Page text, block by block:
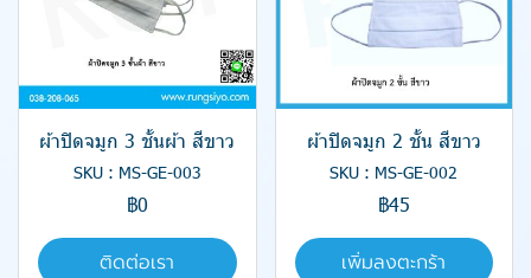
ผ้าปิดจมูก 3 ชั้นผ้า สีขาว
SKU : MS-GE-003
฿0
ติดต่อเรา
ผ้าปิดจมูก 2 ชั้น สีขาว
SKU : MS-GE-002
฿45
เพิ่มลงตะกร้า